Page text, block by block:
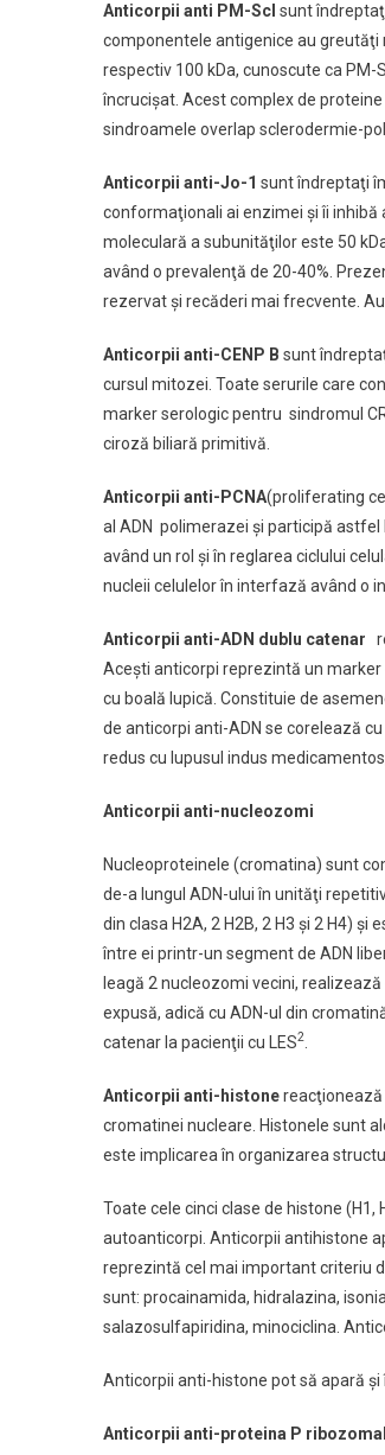
Anticorpii anti PM-Scl sunt
componentele antigenice au greutăţi
respectiv 100 kDa, cunoscute ca
încrucişat. Acest complex de
sindroamele overlap sclerodermie-
Anticorpii anti-Jo-1 sunt îndreptaţi
conformaţionali ai enzimei şi îi
moleculară a subunităţilor este 50
având o prevalenţă de 20-40%.
rezervat şi recăderi mai frecvente.
Anticorpii anti-CENP B sunt
cursul mitozei. Toate serurile care
marker serologic pentru sindromul
ciroză biliară primitivă.
Anticorpii anti-PCNA(proliferating
al ADN polimerazei şi participă astfel
având un rol şi în reglarea ciclului
nucleii celulelor în interfază având o
Anticorpii anti-ADN dublu catenar
Aceşti anticorpi reprezintă un
cu boală lupică. Constituie de
de anticorpi anti-ADN se corelează
redus cu lupusul indus
Anticorpii anti-nucleozomi
Nucleoproteinele (cromatina) sunt
de-a lungul ADN-ului în unităţi
din clasa H2A, 2 H2B, 2 H3 şi 2 H4)
între ei printr-un segment de ADN
leagă 2 nucleozomi vecini,
expusă, adică cu ADN-ul din
catenar la pacienţii cu LES2
Anticorpii anti-histone
cromatinei nucleare. Histonele sunt
este implicarea în organizarea
Toate cele cinci clase de histone (H1,
autoanticorpi. Anticorpii antihistone
reprezintă cel mai important criteriu
sunt: procainamida, hidralazina,
salazosulfapiridina, minociclina.
Anticorpii anti-histone pot să apară
Anticorpii anti-proteina P